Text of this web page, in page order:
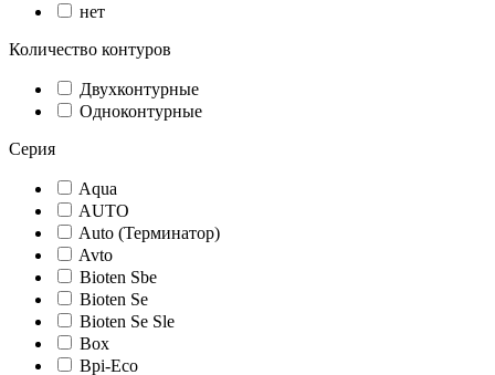
нет
Количество контуров
Двухконтурные
Одноконтурные
Серия
Aqua
AUTO
Auto (Терминатор)
Avto
Bioten Sbe
Bioten Se
Bioten Se Sle
Box
Bpi-Eco